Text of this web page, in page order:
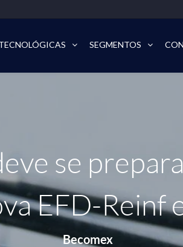
SEGMENTOS
se
EFD-Reinf
Becomex